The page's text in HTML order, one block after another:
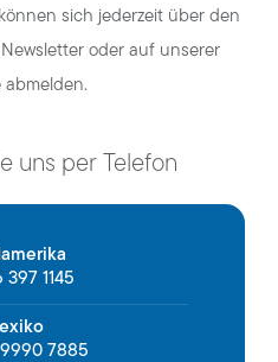
sich jederzeit über den
oder auf unserer
abmelden.
uns per Telefon
397 1145
7885